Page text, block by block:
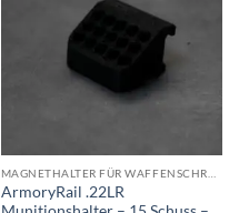
ArmoryRail .22LR